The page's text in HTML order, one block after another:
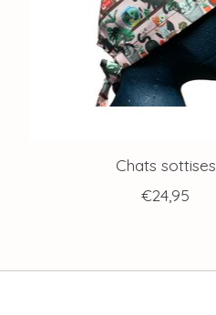
Chats sottises
€24,95